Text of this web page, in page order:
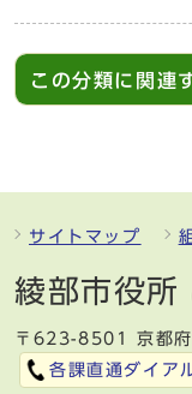
この分類に関連
サイトマップ
綾部市役所
〒623-8501 京都府
各課直通ダイア